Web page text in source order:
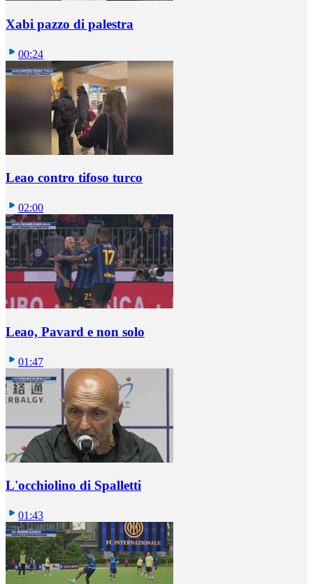
Xabi pazzo di palestra
00:24
Leao contro tifoso turco
02:00
Leao, Pavard e non solo
01:47
L'occhiolino di Spalletti
01:43